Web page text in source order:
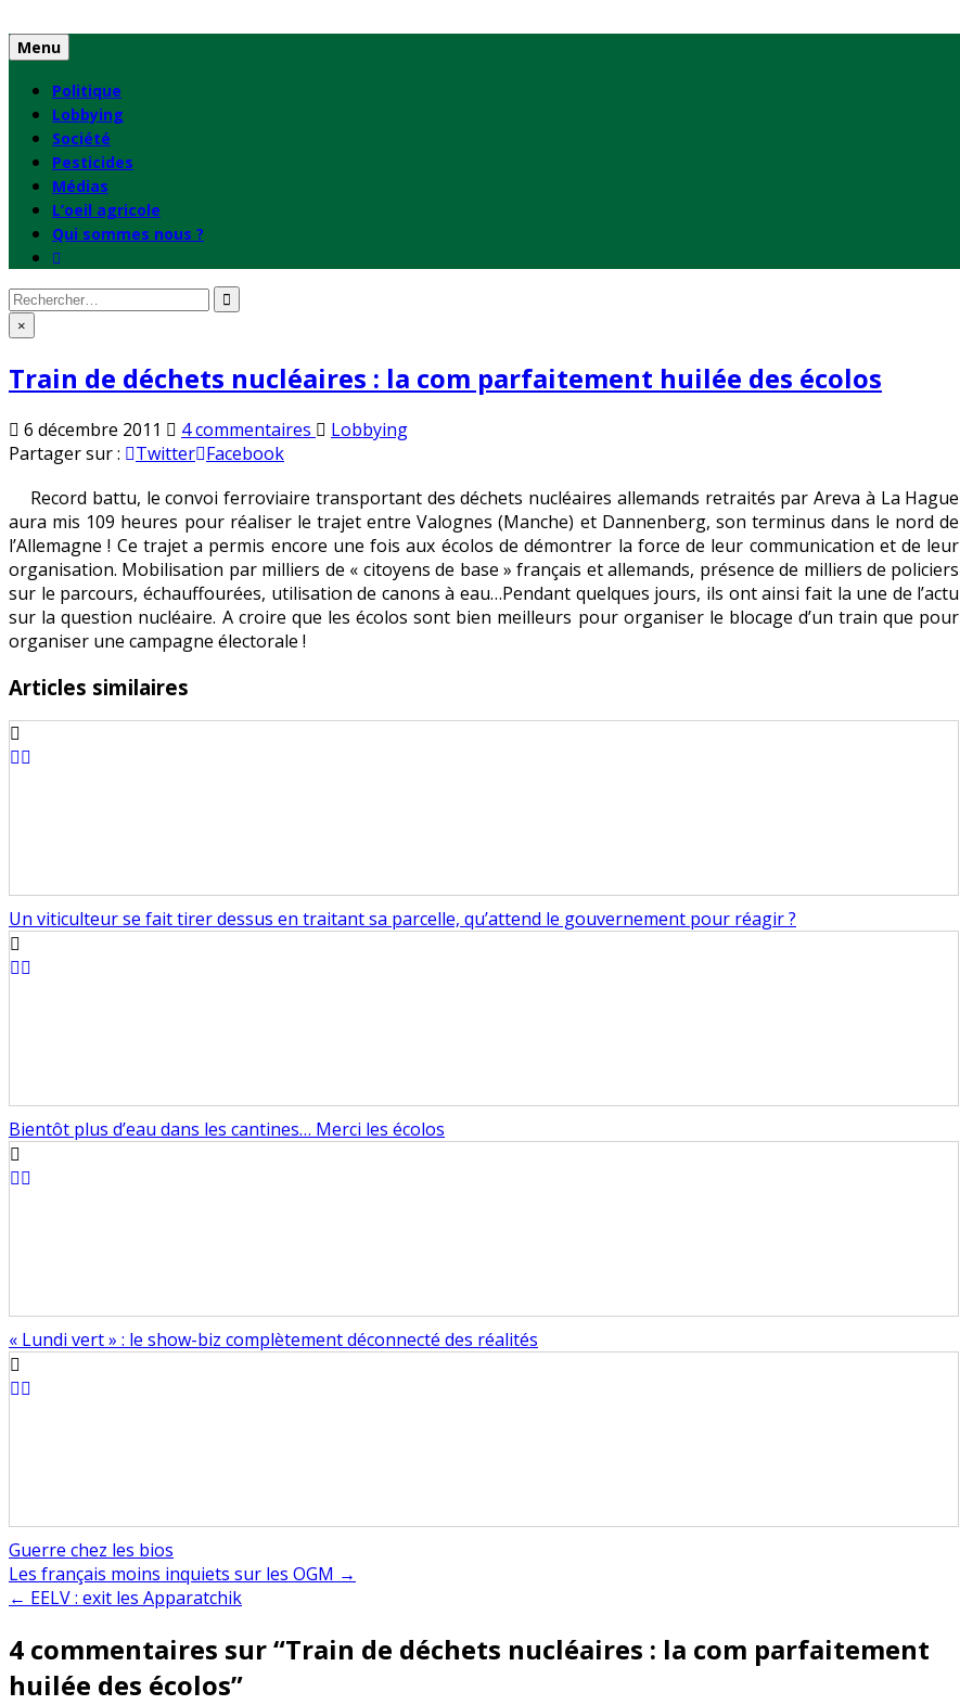
to
content
Menu
Politique
Lobbying
Société
Pesticides
Médias
L’oeil agricole
Qui sommes nous ?
Rechercher
: ×
Train de déchets nucléaires : la com parfaitement huilée des écolos
6 décembre 2011 4 commentaires sur
déchets
nucléaires
:
la
com
parfaitement
Publié
Lobbying
Partager sur :
Twitter Facebook
Record battu, le convoi ferroviaire transportant des déchets nucléaires allemands retraités par Areva à La Hague
aura mis 109 heures pour réaliser le trajet entre Valognes (Manche) et Dannenberg, son terminus dans le nord de
l’Allemagne ! Ce trajet a permis encore une fois aux écolos de démontrer la force de leur communication et de leur
organisation. Mobilisation par milliers de « citoyens de base » français et allemands, présence de milliers de policiers
sur le parcours, échauffourées, utilisation de canons à eau…Pendant quelques jours, ils ont ainsi fait la une de l’actu
sur la question nucléaire. A croire que les écolos sont bien meilleurs pour organiser le blocage d’un train que pour
organiser une campagne électorale !
Articles similaires
Un viticulteur se fait tirer dessus en traitant sa parcelle, qu’attend le gouvernement pour réagir ?
Bientôt plus d’eau dans les cantines… Merci les écolos
« Lundi vert » : le show-biz complètement déconnecté des réalités
Guerre chez les bios
Navigation
de
l’article
Les français moins inquiets sur les OGM →
← EELV : exit les Apparatchik
4 commentaires sur “Train de déchets nucléaires : la com parfaitement
huilée des écolos”